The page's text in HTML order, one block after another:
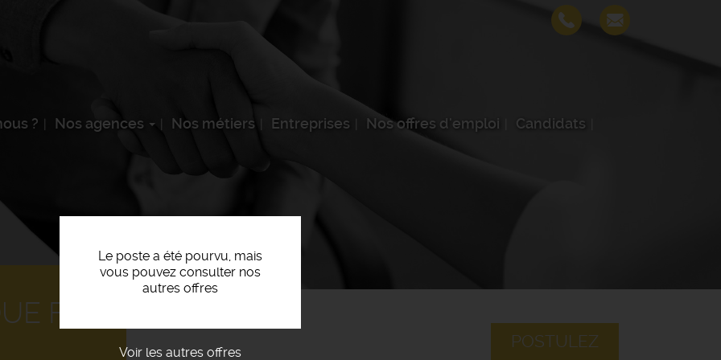
? Nos agences Nos métiers Entreprises Nos offres d'emploi Candidats
Le poste a été pourvu, mais
vous pouvez consulter nos
autres offres
Voir les autres offres
POSTULEZ
F/H